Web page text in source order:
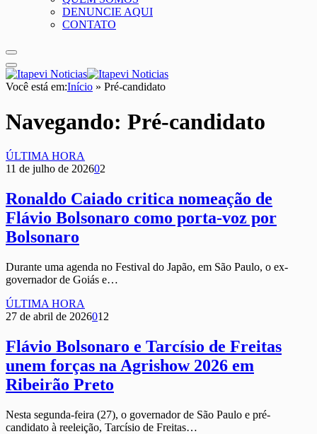
DENUNCIE AQUI
CONTATO
Você está em:Início » Pré-candidato
Navegando: Pré-candidato
ÚLTIMA HORA
11 de julho de 202602
Ronaldo Caiado critica nomeação de
Flávio Bolsonaro como porta-voz por
Bolsonaro
Durante uma agenda no Festival do Japão, em São Paulo, o ex-
governador de Goiás e…
ÚLTIMA HORA
27 de abril de 2026012
Flávio Bolsonaro e Tarcísio de Freitas
unem forças na Agrishow 2026 em
Ribeirão Preto
Nesta segunda-feira (27), o governador de São Paulo e pré-
candidato à reeleição, Tarcísio de Freitas…